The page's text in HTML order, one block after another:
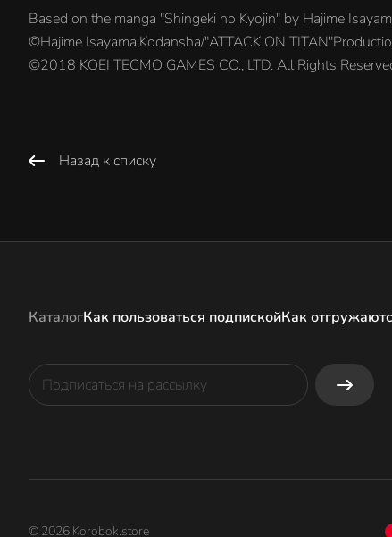
Based on the manga "Shingeki no Kyojin" by Hajime
©Hajime Isayama,Kodansha/"ATTACK ON
©2018 KOEI TECMO GAMES CO., LTD. All Rights
Назад к списку
КаталогКак пользоваться подпискойКак
© 2026 Korobok.store